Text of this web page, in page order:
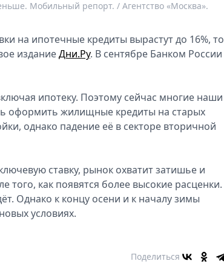
Мобильный репорт. / Агентство «Москва».
на ипотечные кредиты вырастут до 16%, то
изданиеДни.Ру. В сентябре Банком России
ипотеку. Поэтому сейчас многие наши
оформить жилищные кредиты на старых
однако падение её в секторе вторичной
ставку, рынок охватит затишье и
того, как появятся более высокие расценки.
Однако к концу осени и к началу зимы
условиях.
Поделиться